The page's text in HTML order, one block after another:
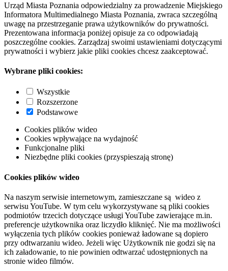
Urząd Miasta Poznania odpowiedzialny za prowadzenie Miejskiego
Informatora Multimedialnego Miasta Poznania, zwraca szczególną
uwagę na przestrzeganie prawa użytkowników do prywatności.
Prezentowana informacja poniżej opisuje za co odpowiadają
poszczególne cookies. Zarządzaj swoimi ustawieniami dotyczącymi
prywatności i wybierz jakie pliki cookies chcesz zaakceptować.
Wybrane pliki cookies:
Wszystkie
Rozszerzone
Podstawowe
Cookies plików wideo
Cookies wpływające na wydajność
Funkcjonalne pliki
Niezbędne pliki cookies (przyspieszają stronę)
Cookies plików wideo
Na naszym serwisie internetowym, zamieszczane są wideo z
serwisu YouTube. W tym celu wykorzystywane są pliki cookies
podmiotów trzecich dotyczące usługi YouTube zawierające m.in.
preferencje użytkownika oraz liczydło kliknięć. Nie ma możliwości
wyłączenia tych plików cookies ponieważ ładowane są dopiero
przy odtwarzaniu wideo. Jeżeli więc Użytkownik nie godzi się na
ich załadowanie, to nie powinien odtwarzać udostępnionych na
stronie wideo filmów.